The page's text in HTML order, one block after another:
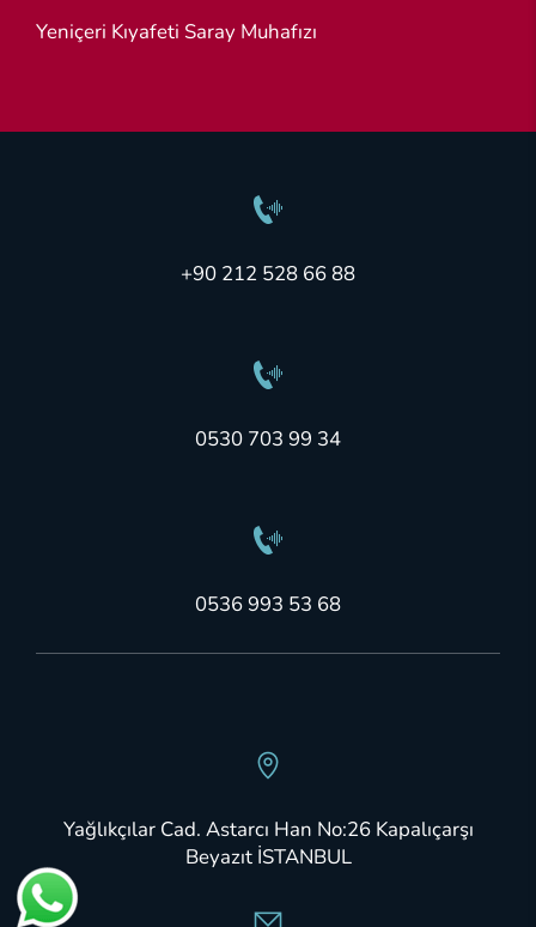
Yeniçeri Kıyafeti Saray Muhafızı
+90 212 528 66 88
0530 703 99 34
0536 993 53 68
Yağlıkçılar Cad. Astarcı Han No:26 Kapalıçarşı
Beyazıt İSTANBUL